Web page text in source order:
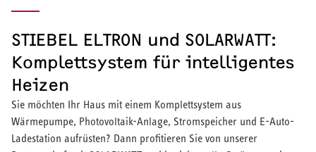
STIEBEL ELTRON und SOLARWATT:
Komplettsystem für intelligentes
Heizen
Sie möchten Ihr Haus mit einem Komplettsystem aus
Wärmepumpe, Photovoltaik-Anlage, Stromspeicher und E-Auto-
Ladestation aufrüsten? Dann profitieren Sie von unserer